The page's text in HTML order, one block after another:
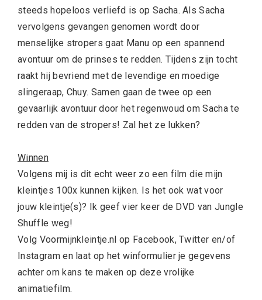
steeds hopeloos verliefd is op Sacha. Als Sacha
vervolgens gevangen genomen wordt door
menselijke stropers gaat Manu op een spannend
avontuur om de prinses te redden. Tijdens zijn tocht
raakt hij bevriend met de levendige en moedige
slingeraap, Chuy. Samen gaan de twee op een
gevaarlijk avontuur door het regenwoud om Sacha te
redden van de stropers! Zal het ze lukken?
Winnen
Volgens mij is dit echt weer zo een film die mijn
kleintjes 100x kunnen kijken. Is het ook wat voor
jouw kleintje(s)? Ik geef vier keer de DVD van Jungle
Shuffle weg!
Volg Voormijnkleintje.nl op Facebook,Twitter en/of
Instagramen laat op het winformulierje gegevens
achter om kans te maken op deze vrolijke
animatiefilm.